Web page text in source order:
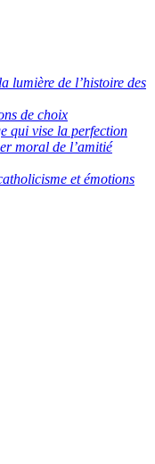
lumière de l’histoire des
de choix
qui vise la perfection
moral de l’amitié
et émotions